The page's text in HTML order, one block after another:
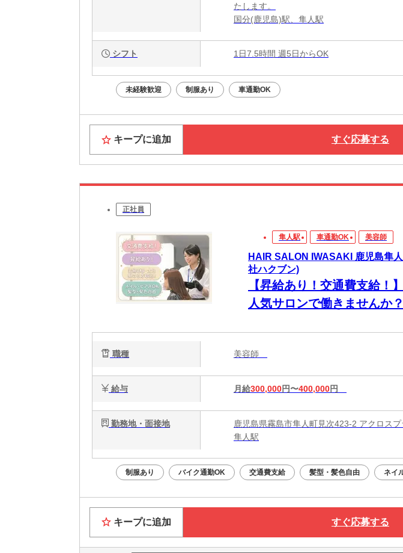
たします。
国分(鹿児島)駅、隼人駅
シフト 1日7.5時間 週5日からOK
未経験歓迎 制服あり 車通勤OK
キープに追加 すぐ応募する
正社員
隼人駅 車通勤OK 美容師
HAIR SALON IWASAKI 鹿児島隼
社ハクブン)
【昇給あり！交通費支給
人気サロンで働きませんか
職種 美容師
給与 月給300,000円〜400,000円
勤務地・面接地
鹿児島県霧島市隼人町見次423-2 アクロス
隼人駅
制服あり バイク通勤OK 交通費支給 髪型・髪色自由 ネイ
キープに追加 すぐ応募する